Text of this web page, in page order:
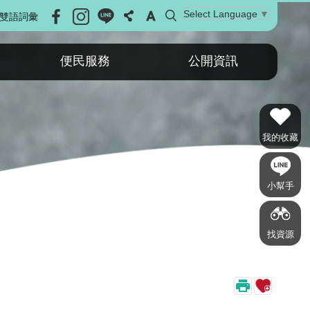
雙語詞彙 Select Language ▼
便民服務 公開資訊
我的收藏
小幫手
找資源